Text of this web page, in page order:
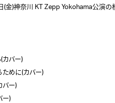
金)神奈川 KT Zepp Yokohama公演の
カバー)
めに(カバー)
バー)
ー)